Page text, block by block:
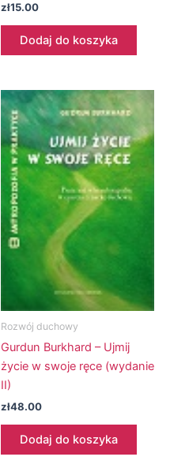
zł15.00
Dodaj do koszyka
Rozwój duchowy
Gurdun Burkhard – Ujmij
życie w swoje ręce (wydanie
II)
zł48.00
Dodaj do koszyka